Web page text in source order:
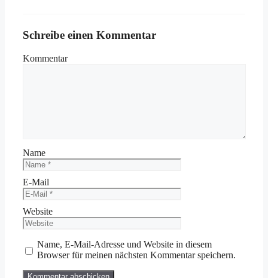
Schreibe einen Kommentar
Kommentar
Name
E-Mail
Website
Name, E-Mail-Adresse und Website in diesem
Browser für meinen nächsten Kommentar speichern.